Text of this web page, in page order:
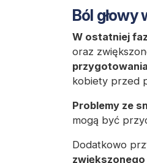
Ból głowy
W ostatniej
oraz
kobiety przed
Problemy ze
mogą być
Dodatkowo